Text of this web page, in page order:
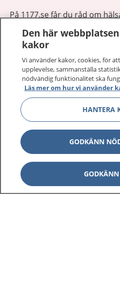
På 1177.se får du råd om
Logga in för att läsa din
vårdärenden. Ring
sjukvårdsrådgivning dygnet
1177 ger dig råd när du vill
1177 på flera språk
Om 1177
Kontakt
Den här
kakor
Vi använder kakor, cookies, för
upplevelse, sammanställa
nödvändig funktionalitet ska
Läs mer om hur vi använder
HANTERA
GODKÄNN